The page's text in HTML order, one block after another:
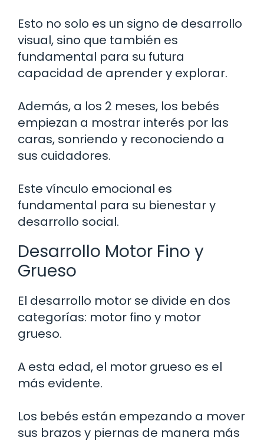
Esto no solo es un signo de desarrollo
visual, sino que también es
fundamental para su futura
capacidad de aprender y explorar.
Además, a los 2 meses, los bebés
empiezan a mostrar interés por las
caras, sonriendo y reconociendo a
sus cuidadores.
Este vínculo emocional es
fundamental para su bienestar y
desarrollo social.
Desarrollo Motor Fino y
Grueso
El desarrollo motor se divide en dos
categorías: motor fino y motor
grueso.
A esta edad, el motor grueso es el
más evidente.
Los bebés están empezando a mover
sus brazos y piernas de manera más